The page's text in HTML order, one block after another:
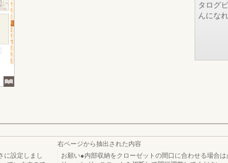
タログ
んにな
に設定しまし
右ページから抽出された内容
お願い●内部収納をクローゼットの間口に合わせる場合は